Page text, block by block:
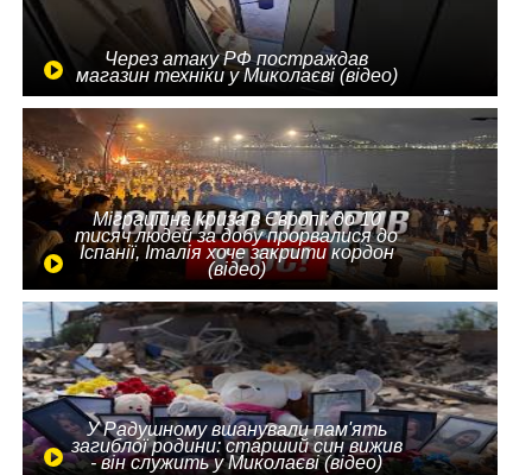
Через атаку РФ постраждав
магазин техніки у Миколаєві (відео)
Міграційна криза в Європі: до 10
тисяч людей за добу прорвалися до
Іспанії, Італія хоче закрити кордон
(відео)
У Радушному вшанували пам'ять
загиблої родини: старший син вижив
- він служить у Миколаєві (відео)